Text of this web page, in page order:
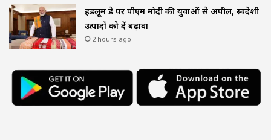
हैंडलूम डे पर पीएम मोदी की युवाओं से अपील, स्वदेशी
उत्पादों को दें बढ़ावा
2 hours ago